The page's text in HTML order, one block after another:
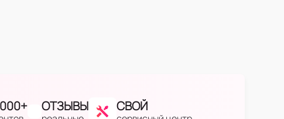
ОТЗЫВЫ СВОЙ